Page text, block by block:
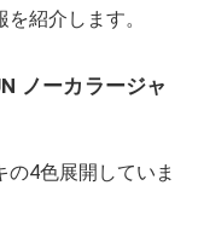
紹介します。
ノーカラージャ
4色展開していま